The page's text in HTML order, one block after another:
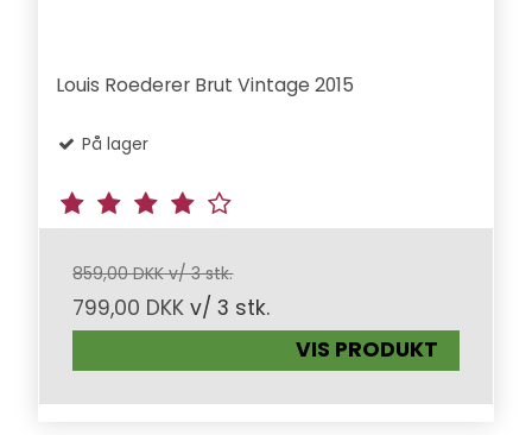
Louis Roederer Brut Vintage 2015
På lager
859,00 DKK v/ 3 stk.
799,00 DKK v/ 3 stk.
VIS PRODUKT